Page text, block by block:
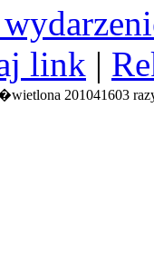
link |
201041603